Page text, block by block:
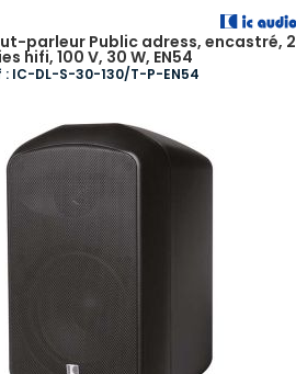
parleur Public adress, encastré, 2
hifi, 100 V, 30 W, EN54
: IC-DL-S-30-130/T-P-EN54